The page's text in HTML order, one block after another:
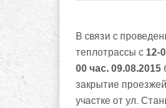
В связи с
теплотрассы с 12-
00 час. 09.08.2015
закрытие
участке от ул.